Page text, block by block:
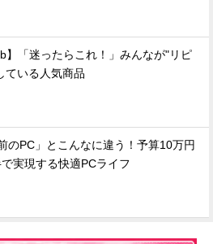
】「迷ったらこれ！」みんなが"リピ
ている人気商品
のPC」とこんなに違う！予算10万円
実現する快適PCライフ